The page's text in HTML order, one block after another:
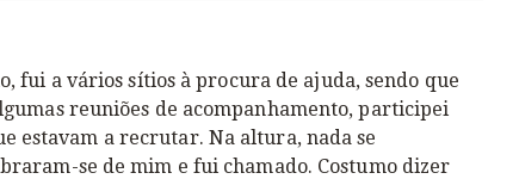
fui a vários sítios à procura de ajuda, sendo que
reuniões de acompanhamento, participei
estavam a recrutar. Na altura, nada se
se de mim e fui chamado. Costumo dizer